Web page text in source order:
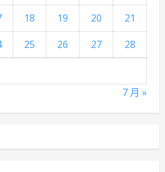
18 19 20
21
25 26 27
28
7 月 »